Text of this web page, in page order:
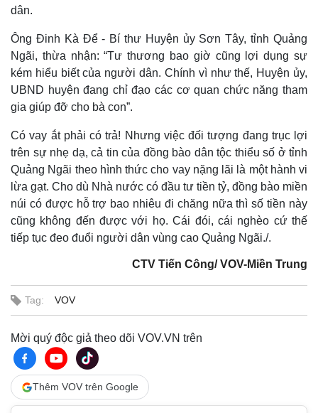
dân.
Ông Đinh Kà Để - Bí thư Huyện ủy Sơn Tây, tỉnh Quảng
Ngãi, thừa nhận: “Tư thương bao giờ cũng lợi dụng sự
kém hiểu biết của người dân. Chính vì như thế, Huyện ủy,
UBND huyện đang chỉ đạo các cơ quan chức năng tham
gia giúp đỡ cho bà con”.
Có vay ắt phải có trả! Nhưng việc đối tượng đang trục lợi
trên sự nhẹ dạ, cả tin của đồng bào dân tộc thiểu số ở tỉnh
Quảng Ngãi theo hình thức cho vay nặng lãi là một hành vi
lừa gạt. Cho dù Nhà nước có đầu tư tiền tỷ, đồng bào miền
núi có được hỗ trợ bao nhiêu đi chăng nữa thì số tiền này
cũng không đến được với họ. Cái đói, cái nghèo cứ thế
tiếp tục đeo đuổi người dân vùng cao Quảng Ngãi./.
CTV Tiến Công/ VOV-Miền Trung
Tag: VOV
Mời quý độc giả theo dõi VOV.VN trên
Thêm VOV trên Google